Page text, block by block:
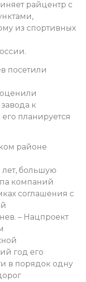
райцентр с
из спортивных
посетили
к
планируется
районе
большую
компаний
соглашения с
– Нацпроект
год его
в порядок одну